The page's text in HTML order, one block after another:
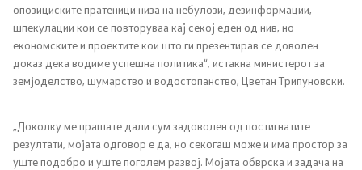
Јавни огласи
Завршени јавни огласи
Конкурси
Завршени конкурси
опозициските пратеници низа на небулози, дезинформации,
шпекулации кои се повторуваа кај секој еден од нив, но
економските и проектите кои што ги презентирав се доволен
доказ дека водиме успешна политика“, истакна министерот за
земјоделство, шумарство и водостопанство, Цветан Трипуновски.
„Доколку ме прашате дали сум задоволен од постигнатите
резултати, мојата одговор е да, но секогаш може и има простор за
уште подобро и уште поголем развој. Мојата обврска и задача на